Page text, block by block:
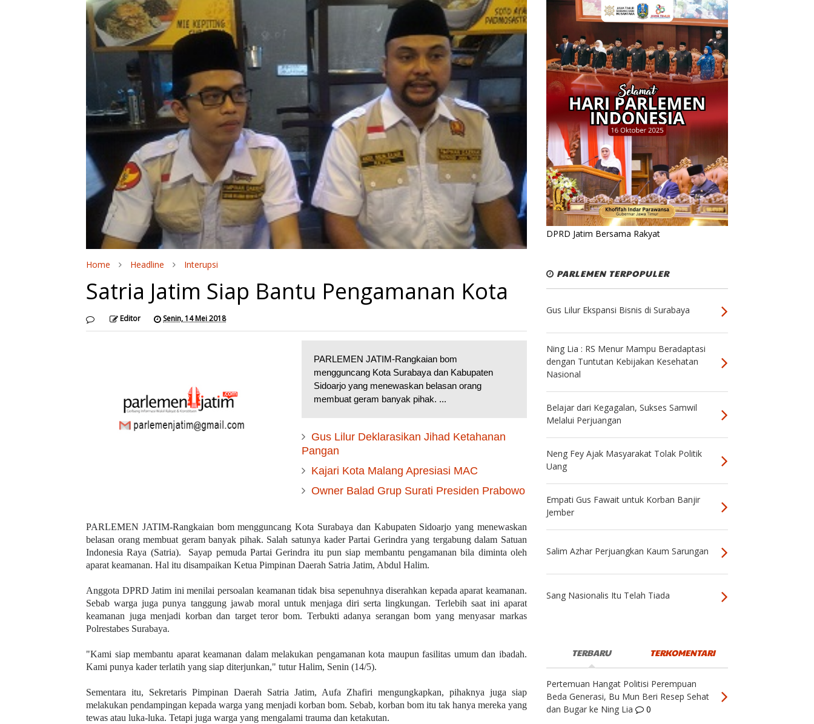
Home Headline Interupsi
Satria Jatim Siap Bantu Pengamanan Kota
Editor Senin, 14 Mei 2018
PARLEMEN JATIM-Rangkaian bom
mengguncang Kota Surabaya dan Kabupaten
Sidoarjo yang menewaskan belasan orang
membuat geram banyak pihak. ...
Gus Lilur Deklarasikan Jihad Ketahanan
Pangan
Kajari Kota Malang Apresiasi MAC
Owner Balad Grup Surati Presiden Prabowo
PARLEMEN JATIM-Rangkaian bom mengguncang Kota Surabaya dan Kabupaten Sidoarjo yang menewaskan
belasan orang membuat geram banyak pihak. Salah satunya kader Partai Gerindra yang tergabung dalam Satuan
Indonesia Raya (Satria). Sayap pemuda Partai Gerindra itu pun siap membantu pengamanan bila diminta oleh
aparat keamanan. Hal itu disampaikan Ketua Pimpinan Daerah Satria Jatim, Abdul Halim.
Anggota DPRD Jatim ini menilai persoalan keamanan tidak bisa sepenuhnya diserahkan kepada aparat keamanan.
Sebab warga juga punya tanggung jawab moral untuk menjaga diri serta lingkungan. Terlebih saat ini aparat
keamanan juga menjadi korban dan target teror bom. Terbukti adanya serangan bom yang menyasar markas
Polrestabes Surabaya.
"Kami siap membantu aparat keamanan dalam melakukan pengamanan kota maupun fasilitas umum dan ibadah.
Kami punya kader terlatih yang siap diterjunkan," tutur Halim, Senin (14/5).
Sementara itu, Sekretaris Pimpinan Daerah Satria Jatim, Aufa Zhafiri mengungkapkan, pihaknya juga siap
melakukan pendampingan kepada warga yang menjadi korban bom. Sebab, korban bom itu tak hanya mereka yang
tewas atau luka-luka. Tetapi juga warga yang mengalami trauma dan ketakutan.
DPRD Jatim Bersama Rakyat
PARLEMEN TERPOPULER
Gus Lilur Ekspansi Bisnis di Surabaya
Ning Lia : RS Menur Mampu Beradaptasi
dengan Tuntutan Kebijakan Kesehatan
Nasional
Belajar dari Kegagalan, Sukses Samwil
Melalui Perjuangan
Neng Fey Ajak Masyarakat Tolak Politik
Uang
Empati Gus Fawait untuk Korban Banjir
Jember
Salim Azhar Perjuangkan Kaum Sarungan
Sang Nasionalis Itu Telah Tiada
TERBARU TERKOMENTARI
Pertemuan Hangat Politisi Perempuan
Beda Generasi, Bu Mun Beri Resep Sehat
dan Bugar ke Ning Lia
0